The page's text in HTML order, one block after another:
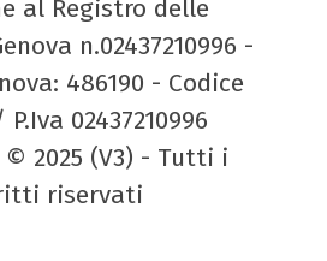
al Registro delle
n.02437210996 -
486190 - Codice
02437210996
2025 (V3) - Tutti i
riservati